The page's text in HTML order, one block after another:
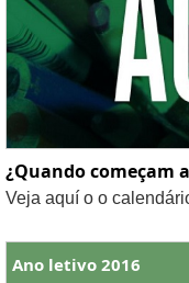
¿Quando começam
Veja aquí o o
Ano letivo 2016